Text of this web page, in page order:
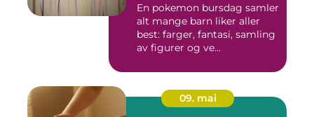
En pokemon bursdag samler
alt mange barn liker aller
best: farger, fantasi, samling
av figurer og ve...
09. mai